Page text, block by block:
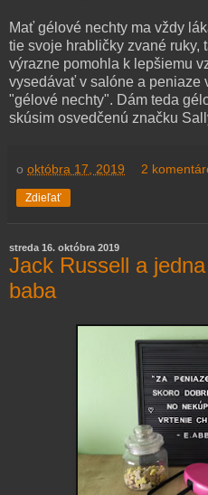
Mať gélové nechty ma vždy
tie svoje hrabličky zvané ruky,
výrazne pomohla k lepšiemu
vysedávať v salóne a peniaze
"gélové nechty". Dám teda
skúsim osvedčenú značku
o októbra 17, 2019 2
Zdieľať
streda 16. októbra 2019
Jack Russell a
baba